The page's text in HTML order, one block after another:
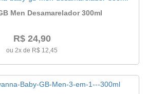
Men Desamarelador 300ml
R$ 24,90
ou 2x de R$ 12,45